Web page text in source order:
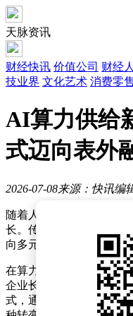
天脉资讯
财经快讯 价值公司 财经
技业界 文化艺术 消费零售
AI算力供给
式迈向表外
2026-07-08来源：快讯编
随着人工智能技术的迅
长。传统算力供给模式
向多元化融资渠道拓展，
在算力需求持续攀升的
企业长期发展需求。部
式，通过资产证券化、